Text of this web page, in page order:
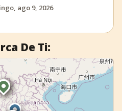
ago 9, 2026
De Ti: